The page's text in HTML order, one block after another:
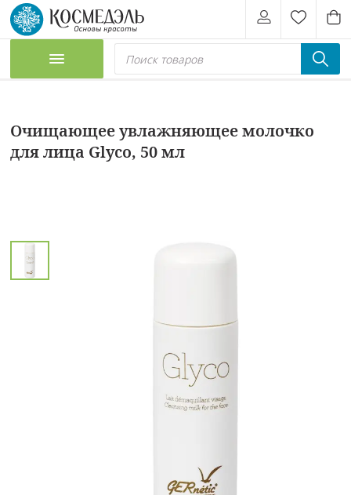
Очищающее увлажняющее молочко
для лица Glyco, 50 мл